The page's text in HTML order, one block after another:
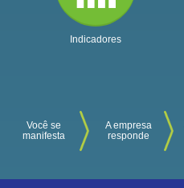
Indicadores
Você se
manifesta
A empresa
responde